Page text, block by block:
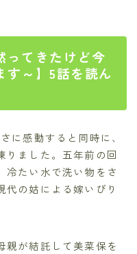
ってきたけど今
す～】5話を読ん
に感動すると同時に、
りました。五年前の回
冷たい水で洗い物をさ
の姑による嫁いびり
親が結託して美菜保を